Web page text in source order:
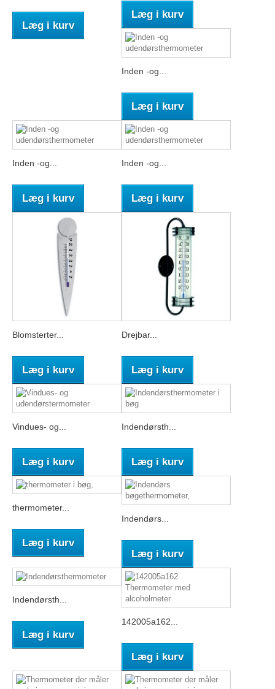
Læg i kurv
Læg i kurv
Inden -og...
Læg i kurv
Inden -og...
Læg i kurv
Inden -og...
Læg i kurv
Blomsterter...
Læg i kurv
Drejbar...
Læg i kurv
Vindues- og...
Læg i kurv
Indendørsth...
Læg i kurv
thermometer...
Læg i kurv
Indendørs...
Læg i kurv
Indendørsth...
Læg i kurv
142005a162...
Læg i kurv